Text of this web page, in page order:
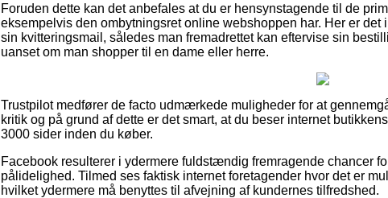
Foruden dette kan det anbefales at du er hensynstagende til de
eksempelvis den ombytningsret online webshoppen har. Her er
sin kvitteringsmail, således man fremadrettet kan eftervise sin
uanset om man shopper til en dame eller herre.
Trustpilot medfører de facto udmærkede muligheder for at
kritik og på grund af dette er det smart, at du beser internet
3000 sider inden du køber.
Facebook resulterer i ydermere fuldstændig fremragende chancer
pålidelighed. Tilmed ses faktisk internet foretagender hvor det er
hvilket ydermere må benyttes til afvejning af kundernes tilfredshed.